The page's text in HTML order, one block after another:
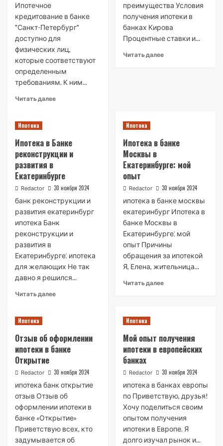
Ипотечное
кредитование в банке
"Санкт-Петербург"
доступно для
физических лиц,
которые соответствуют
определенным
требованиям. К ним...
Читать далееRead
кредитования
в
«Санкт-
Петербург»
преимущества Условия
получения ипотеки в
банках Кирова
Процентные ставки и...
Читать далееRead
Ипотека
Ипотека в Банке
реконструкции и
развития в
Екатеринбурге
Redactor 30 ноября 2024
банк реконструкции и
развития екатеринбург
ипотека Банк
реконструкции и
развития в
Екатеринбурге⁚ ипотека
для желающих Не так
давно я решился...
Читать далееRead
Банке
реконструкции
развития
Екатеринбурге
Ипотека
Ипотека в банке
Москвы в
Екатеринбурге: мой
опыт
Redactor 30 ноября 2024
ипотека в банке москвы
екатеринбург Ипотека в
банке Москвы в
Екатеринбурге⁚ мой
опыт Причины
обращения за ипотекой
Я, Елена, жительница...
Читать далееRead
Москвы
в
опыт
Ипотека
Отзыв об оформлении
ипотеки в банке
Открытие
Redactor 30 ноября 2024
ипотека банк открытие
отзыв Отзыв об
оформлении ипотеки в
банке «Открытие»
Приветствую всех, кто
задумывается об
Ипотека
Мой опыт получения
ипотеки в европейских
банках
Redactor 30 ноября 2024
ипотека в банках европы
по Приветствую, друзья!
Хочу поделиться своим
опытом получения
ипотеки в Европе. Я
долго изучал рынок и...